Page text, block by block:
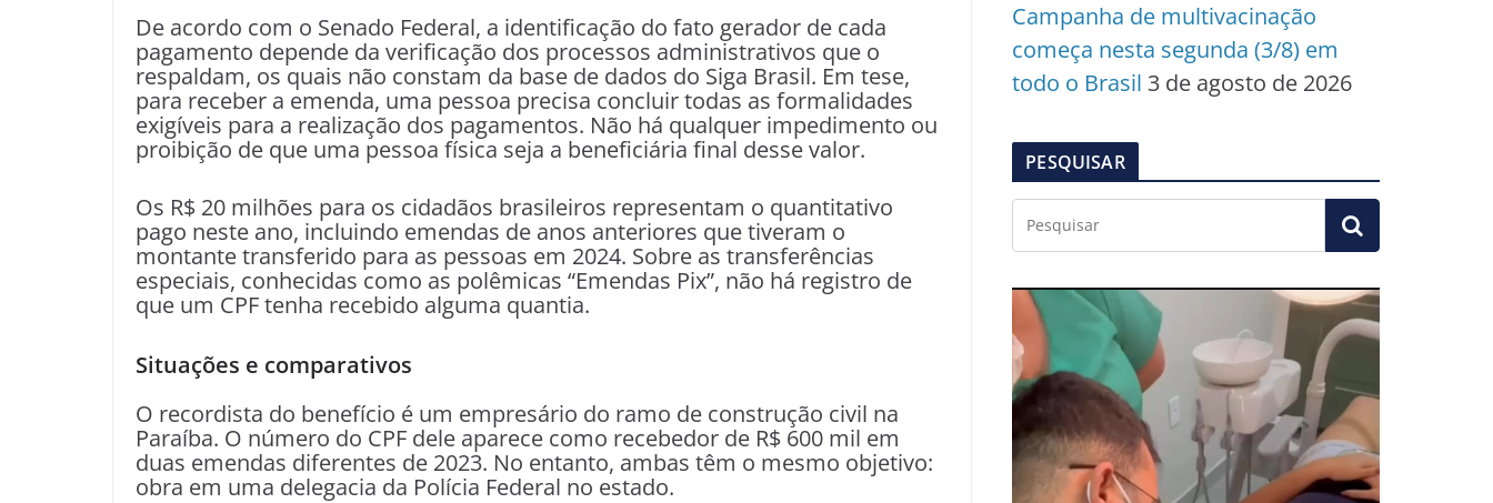
De acordo com o Senado Federal, a identificação do fato gerador de cada
pagamento depende da verificação dos processos administrativos que o
respaldam, os quais não constam da base de dados do Siga Brasil. Em tese,
para receber a emenda, uma pessoa precisa concluir todas as formalidades
exigíveis para a realização dos pagamentos. Não há qualquer impedimento ou
proibição de que uma pessoa física seja a beneficiária final desse valor.
Os R$ 20 milhões para os cidadãos brasileiros representam o quantitativo
pago neste ano, incluindo emendas de anos anteriores que tiveram o
montante transferido para as pessoas em 2024. Sobre as transferências
especiais, conhecidas como as polêmicas “Emendas Pix”, não há registro de
que um CPF tenha recebido alguma quantia.
Situações e comparativos
O recordista do benefício é um empresário do ramo de construção civil na
Paraíba. O número do CPF dele aparece como recebedor de R$ 600 mil em
duas emendas diferentes de 2023. No entanto, ambas têm o mesmo objetivo:
obra em uma delegacia da Polícia Federal no estado.
Campanha de multivacinação
começa nesta segunda (3/8) em
todo o Brasil 3 de agosto de 2026
PESQUISAR